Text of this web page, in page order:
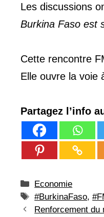
Les discussions
Burkina Faso est
Cette rencontre
Elle ouvre la voie
Partagez l’info
Catégories
Economie
Étiquettes
#BurkinaFaso,
Renforcement du